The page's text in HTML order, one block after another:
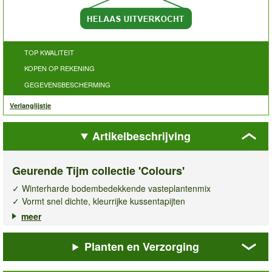
TOP KWALITEIT
KOPEN OP REKENING
GEGEVENSBESCHERMING
Verlanglijstje
Artikelbeschrijving
Geurende Tijm collectie 'Colours'
✓ Winterharde bodembedekkende vasteplantenmix
✓ Vormt snel dichte, kleurrijke kussentapijten
✓ Droogtetolerant & onderhoudsvriendelijk
geurende tijmcollectie Coloursvormt een dicht,
aromatisch tapijt in borders, perken en rotstuinen. Op zonnige
meer
Planten en Verzorging